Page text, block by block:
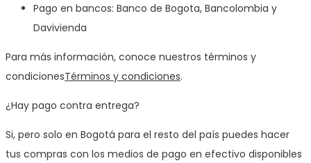
Pago en bancos: Banco de Bogota, Bancolombia y
Davivienda
Para más información, conoce nuestros términos y
condicionesTérminos y condiciones.
¿Hay pago contra entrega?
Si, pero solo en Bogotá para el resto del país puedes hacer
tus compras con los medios de pago en efectivo disponibles